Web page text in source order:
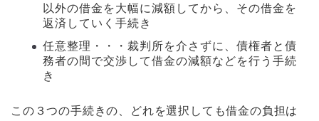
以外の借金を大幅に減額してから、その借金を
返済していく手続き
任意整理・・・裁判所を介さずに、債権者と債
務者の間で交渉して借金の減額などを行う手続
き
この３つの手続きの、どれを選択しても借金の負担は